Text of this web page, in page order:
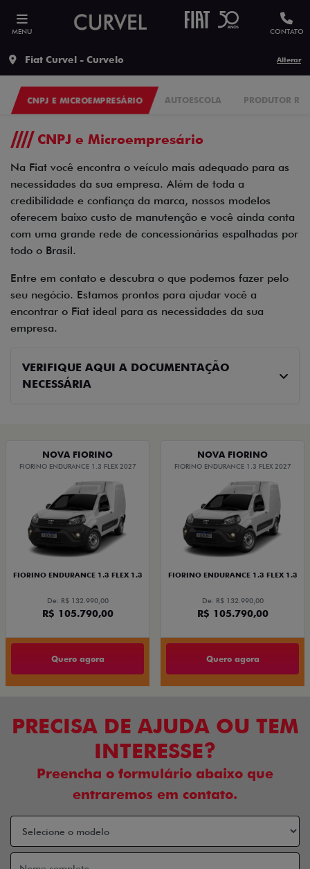
MENU CONTATO
Fiat Curvel - Curvelo Alterar
CNPJ E MICROEMPRESÁRIO AUTOESCOLA PRODUTOR
CNPJ e Microempresário
Na Fiat você encontra o veículo mais adequado para as
necessidades da sua empresa. Além de toda a
credibilidade e confiança da marca, nossos modelos
oferecem baixo custo de manutenção e você ainda conta
com uma grande rede de concessionárias espalhadas por
todo o Brasil.
Entre em contato e descubra o que podemos fazer pelo
seu negócio. Estamos prontos para ajudar você a
encontrar o Fiat ideal para as necessidades da sua
empresa.
VERIFIQUE AQUI A DOCUMENTAÇÃO
NECESSÁRIA
NOVA FIORINO
FIORINO ENDURANCE 1.3 FLEX 2027
FIORINO ENDURANCE 1.3 FLEX 1.3
De: R$ 132.990,00
R$ 105.790,00
Quero agora
NOVA FIORINO
FIORINO ENDURANCE 1.3 FLEX 2027
FIORINO ENDURANCE 1.3 FLEX 1.3
De: R$ 132.990,00
R$ 105.790,00
Quero agora
PRECISA DE AJUDA OU TEM
INTERESSE?
Preencha o formulário abaixo que
entraremos em contato.